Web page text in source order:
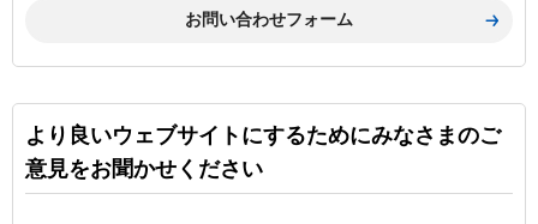
より良いウェブサイトにするためにみなさまのご
意見をお聞かせください